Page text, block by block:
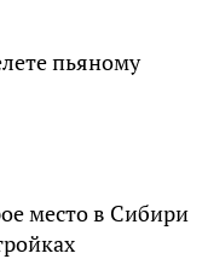
пьяному
место в Сибири